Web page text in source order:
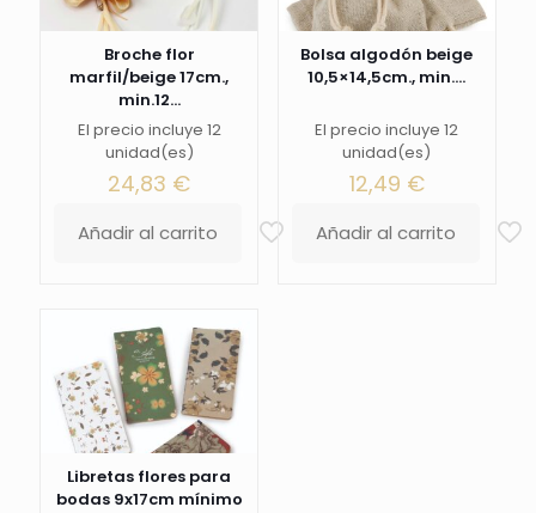
Broche flor
marfil/beige 17cm.,
min.12...
El precio incluye 12
unidad(es)
24,83 €
Añadir al carrito
Bolsa algodón beige
10,5×14,5cm., min....
El precio incluye 12
unidad(es)
12,49 €
Añadir al carrito
Libretas flores para
bodas 9x17cm mínimo